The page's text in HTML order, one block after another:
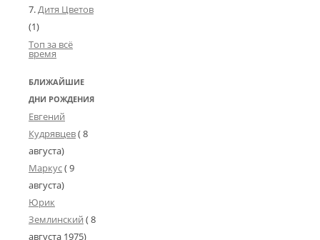
Дитя Цветов
(1)
Топ за всё
время
БЛИЖАЙШИЕ
ДНИ РОЖДЕНИЯ
Евгений
Кудрявцев( 8
августа)
Маркус( 9
августа)
Юрик
Землинский (8
августа 1975)